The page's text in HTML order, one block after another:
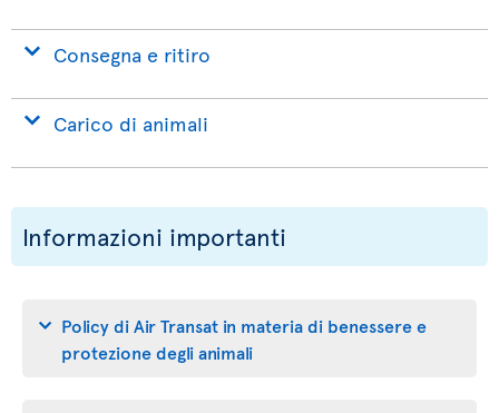
Consegna e ritiro
Carico di animali
Informazioni importanti
Policy di Air Transat in materia di benessere e
protezione degli animali